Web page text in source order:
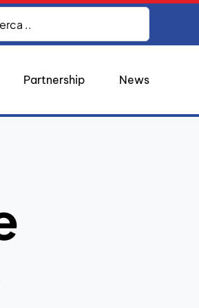
Partnership News